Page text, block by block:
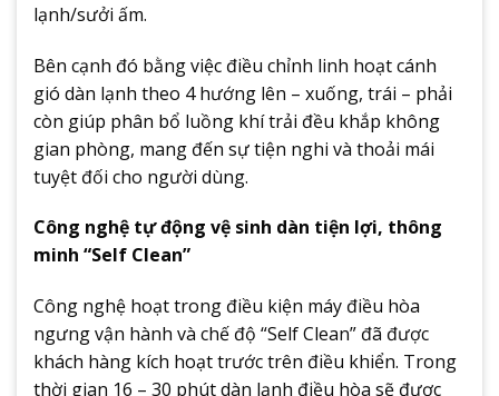
lạnh/sưởi ấm.
Bên cạnh đó bằng việc điều chỉnh linh hoạt cánh
gió dàn lạnh theo 4 hướng lên – xuống, trái – phải
còn giúp phân bổ luồng khí trải đều khắp không
gian phòng, mang đến sự tiện nghi và thoải mái
tuyệt đối cho người dùng.
Công nghệ tự động vệ sinh dàn tiện lợi, thông
minh “Self Clean”
Công nghệ hoạt trong điều kiện máy điều hòa
ngưng vận hành và chế độ “Self Clean” đã được
khách hàng kích hoạt trước trên điều khiển. Trong
thời gian 16 – 30 phút dàn lạnh điều hòa sẽ được